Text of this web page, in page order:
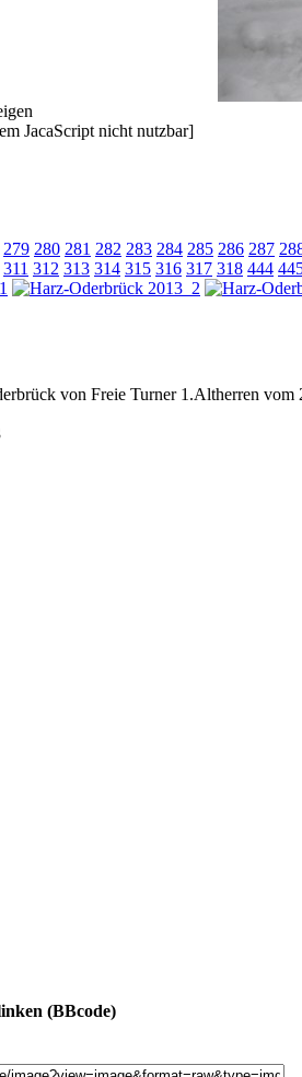
JacaScript nicht nutzbar]
279 280 281 282 283 284 285 286 287
311 312 313 314 315 316 317 318 444
von Freie Turner 1.Altherren
(BBcode)